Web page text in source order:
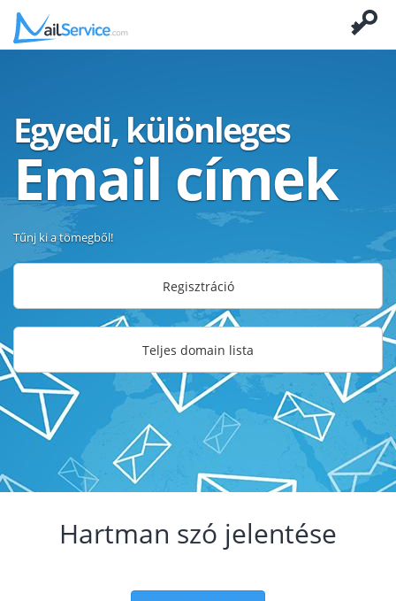
Egyedi, különleges
Email címek
Tűnj ki a tömegből!
Regisztráció
Teljes domain lista
Hartman szó jelentése